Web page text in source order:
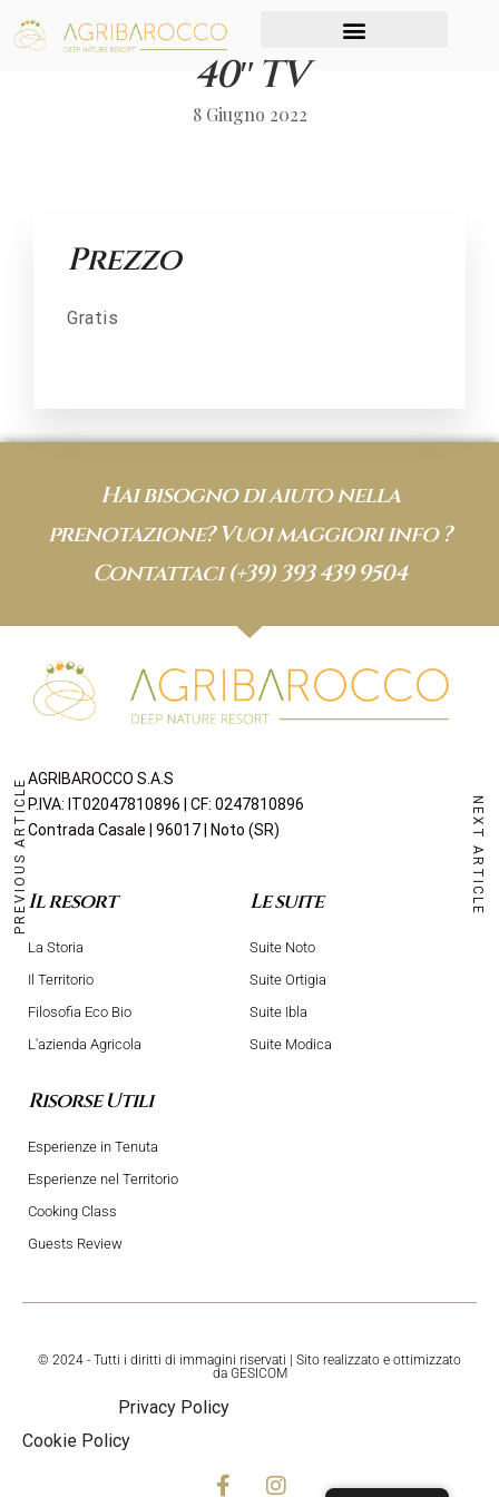
40″ TV
8 Giugno 2022
Prezzo
Gratis
PREVIOUS ARTICLE NEXT ARTICLE
Hai bisogno di aiuto nella
prenotazione? Vuoi maggiori info ?
Contattaci(+39) 393 439 9504
AGRIBAROCCO S.A.S
P.IVA: IT02047810896 | CF: 0247810896
Contrada Casale | 96017 | Noto (SR)
Il resort
La Storia
Il Territorio
Filosofia Eco Bio
L'azienda Agricola
Le suite
Suite Noto
Suite Ortigia
Suite Ibla
Suite Modica
Risorse Utili
Esperienze in Tenuta
Esperienze nel Territorio
Cooking Class
Guests Review
© 2024 - Tutti i diritti di immagini riservati | Sito realizzato e ottimizzato
da GESICOM
Privacy Policy
Cookie Policy